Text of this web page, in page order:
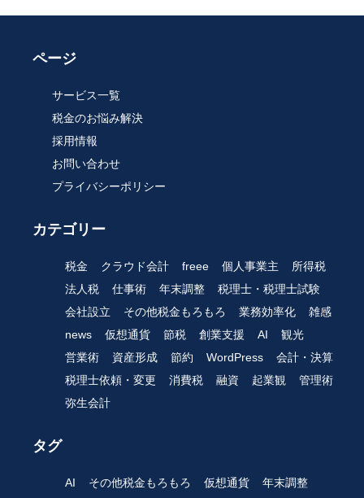
ページ
サービス一覧
税金のお悩み解決
採用情報
お問い合わせ
プライバシーポリシー
カテゴリー
税金 クラウド会計 freee 個人事業主
所得税
法人税
仕事術 年末調整
税理士・税理士試験
会社設立
その他税金もろもろ 業務効率化
雑感
news
仮想通貨 節税 創業支援 AI
観光
営業術
資産形成 節約 WordPress
会計・決算
税理士依頼・変更
消費税 融資 起業観
管理術
弥生会計
タグ
AI その他税金もろもろ 仮想通貨 年末調整